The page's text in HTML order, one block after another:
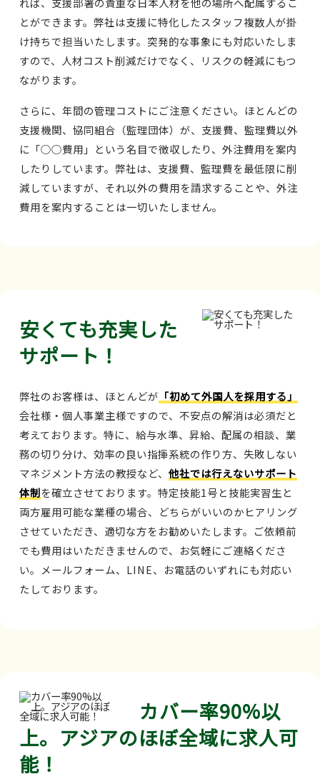
とができます。弊社は支援に特化したスタッフ複数人が掛
け持ちで担当いたします。突発的な事象にも対応いたしま
すので、人材コスト削減だけでなく、リスクの軽減にもつ
ながります。
さらに、年間の管理コストにご注意ください。ほとんどの
支援機関、協同組合（監理団体）が、支援費、監理費以外
に「○○費用」という名目で徴収したり、外注費用を案内
したりしています。弊社は、支援費、監理費を最低限に削
減していますが、それ以外の費用を請求することや、外注
費用を案内することは一切いたしません。
安くても充実した
サポート！
弊社のお客様は、ほとんどが 「初めて外国人を採用する」
会社様・個人事業主様ですので、不安点の解消は必須だと
考えております。特に、給与水準、昇給、配属の相談、業
務の切り分け、効率の良い指揮系統の作り方、失敗しない
マネジメント方法の教授など、 他社では行えないサポート
体制を確立させております。特定技能1号と技能実習生と
両方雇用可能な業種の場合、どちらがいいのかヒアリング
させていただき、適切な方をお勧めいたします。ご依頼前
でも費用はいただきませんので、お気軽にご連絡くださ
い。メールフォーム、LINE、お電話のいずれにも対応い
たしております。
カバー率90%以
上。アジアのほぼ全域に求人可
能！